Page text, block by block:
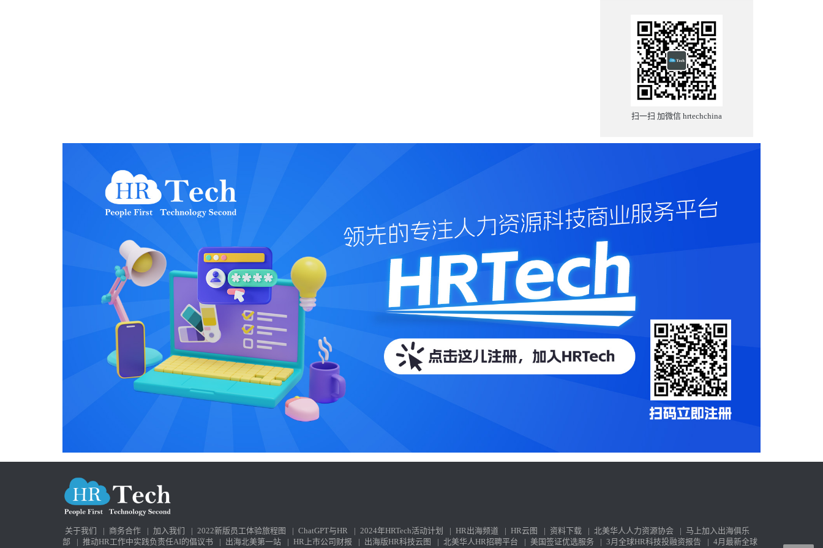
扫一扫 加微信 hrtechchina
关于我们 | 商务合作 | 加入我们 | 2022新版员工体验旅程图 | ChatGPT与HR | 2024年HRTech活动计划 | HR出海频道 | HR云图 | 资料下载 | 北美华人人力资源协会 | 马上加入出海俱乐
部
| 推动HR工作中实践负责任AI的倡议书 | 出海北美第一站 | HR上市公司财报 | 出海版HR科技云图 | 北美华人HR招聘平台 | 美国签证优选服务 | 3月全球HR科技投融资报告 | 4月最新全球